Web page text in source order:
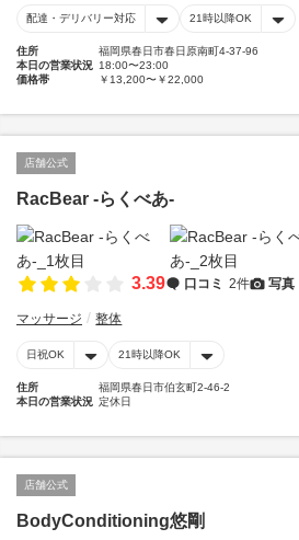
配達・デリバリー対応 21時以降OK
住所
福岡県春日市春日原南町4-37-96
本日の営業状況 18:00〜23:00
価格帯
￥13,200〜￥22,000
店舗公式
RacBear -らくべあ-
3.39 口コミ 2件 写真
マッサージ 整体
日祝OK 21時以降OK
住所
福岡県春日市伯玄町2-46-2
本日の営業状況 定休日
店舗公式
BodyConditioning悠剛